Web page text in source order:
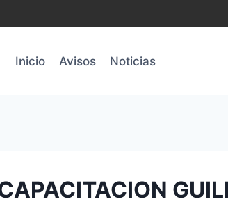
Inicio
Avisos Noticias